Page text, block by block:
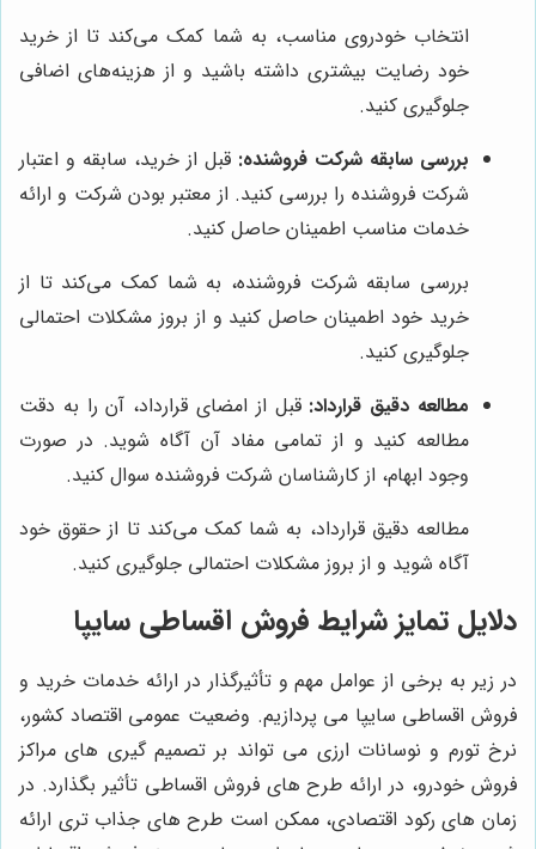
انتخاب خودروی مناسب، به شما کمک می‌کند تا از خرید
خود رضایت بیشتری داشته باشید و از هزینه‌های اضافی
جلوگیری کنید.
بررسی سابقه شرکت فروشنده: قبل از خرید، سابقه و اعتبار
شرکت فروشنده را بررسی کنید. از معتبر بودن شرکت و ارائه
خدمات مناسب اطمینان حاصل کنید.
بررسی سابقه شرکت فروشنده، به شما کمک می‌کند تا از
خرید خود اطمینان حاصل کنید و از بروز مشکلات احتمالی
جلوگیری کنید.
مطالعه دقیق قرارداد: قبل از امضای قرارداد، آن را به دقت
مطالعه کنید و از تمامی مفاد آن آگاه شوید. در صورت
وجود ابهام، از کارشناسان شرکت فروشنده سوال کنید.
مطالعه دقیق قرارداد، به شما کمک می‌کند تا از حقوق خود
آگاه شوید و از بروز مشکلات احتمالی جلوگیری کنید.
دلایل تمایز شرایط فروش اقساطی سایپا
در زیر به برخی از عوامل مهم و تأثیرگذار در ارائه خدمات خرید و
فروش اقساطی سایپا می پردازیم. وضعیت عمومی اقتصاد کشور،
نرخ تورم و نوسانات ارزی می تواند بر تصمیم گیری های مراکز
فروش خودرو، در ارائه طرح های فروش اقساطی تأثیر بگذارد. در
زمان های رکود اقتصادی، ممکن است طرح های جذاب تری ارائه